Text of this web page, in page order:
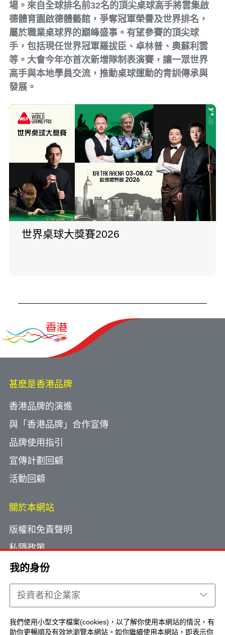
我的身份
投資者和企業家
我們使用小型文字檔案(cookies)，以了解你使用本網站的情況，有
助你更暢順及有效地瀏覽本網站。如你繼續使用本網站，即表示你
場。來自全球排名前32名的頂尖桌球高手將雲集啟
德體育園啟德體藝館，爭奪冠軍榮譽及世界排名，
屬於職業桌球界的巔峰盛事。有望參賽的頂尖球
手，包括現任世界冠軍羅拔臣、卓林普、奧蘇利雲
等。大會今年亦首次新增隊制表演賽，讓一眾世界
高手與本地學員交流，推動桌球運動的青訓傳承與
發展。
世界桌球大獎賽2026
甚麽是香港品牌
香港品牌的演進
與「香港品牌」合作宣傳
品牌使用指引
宣傳計劃回顧
活動回顧
關於本網站
版權和免責聲明
私隱政策
使用小型文字檔案
網頁指南
聯絡我們